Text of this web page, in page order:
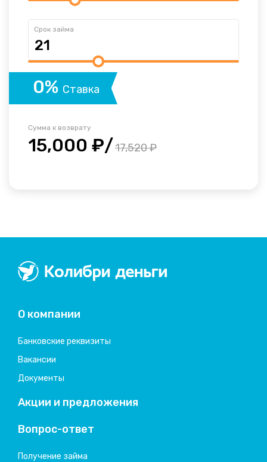
Срок займа
0% Ставка
Сумма к возврату
15,000 ₽/17,520 ₽
О компании
Банковские реквизиты
Вакансии
Документы
Акции и предложения
Вопрос-ответ
Получение займа